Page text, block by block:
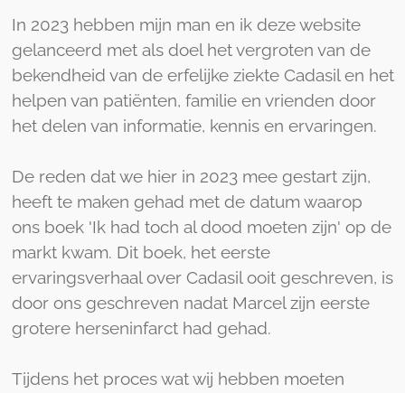
In 2023 hebben mijn man en ik deze website
gelanceerd met als doel het vergroten van de
bekendheid van de erfelijke ziekte Cadasil en het
helpen van patiënten, familie en vrienden door
het delen van informatie, kennis en ervaringen.
De reden dat we hier in 2023 mee gestart zijn,
heeft te maken gehad met de datum waarop
ons boek 'Ik had toch al dood moeten zijn' op de
markt kwam. Dit boek, het eerste
ervaringsverhaal over Cadasil ooit geschreven, is
door ons geschreven nadat Marcel zijn eerste
grotere herseninfarct had gehad.
Tijdens het proces wat wij hebben moeten